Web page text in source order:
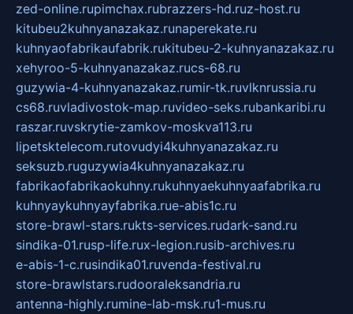
zed-online.rupimchax.rubrazzers-hd.ruz-host.ru
kitubeu2kuhnyanazakaz.runaperekate.ru
kuhnyaofabrikaufabrik.rukitubeu-2-kuhnyanazakaz.ru
xehyroo-5-kuhnyanazakaz.rucs-68.ru
guzywia-4-kuhnyanazakaz.rumir-tk.ruvlknrussia.ru
cs68.ruvladivostok-map.ruvideo-seks.rubankaribi.ru
raszar.ruvskrytie-zamkov-moskva113.ru
lipetsktelecom.rutovudyi4kuhnyanazakaz.ru
seksuzb.ruguzywia4kuhnyanazakaz.ru
fabrikaofabrikaokuhny.rukuhnyaekuhnyaafabrika.ru
kuhnyaykuhnyayfabrika.rue-abis1c.ru
store-brawl-stars.rukts-services.rudark-sand.ru
sindika-01.rusp-life.rux-legion.rusib-archives.ru
e-abis-1-c.rusindika01.ruvenda-festival.ru
store-brawlstars.rudooraleksandria.ru
antenna-highly.rumine-lab-msk.ru1-mus.ru